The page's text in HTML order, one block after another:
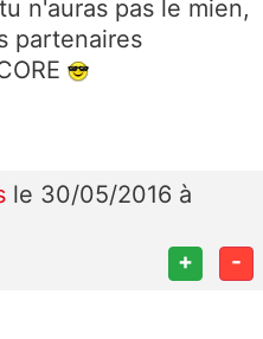
n'auras pas le mien,
partenaires
le 30/05/2016 à
+ -